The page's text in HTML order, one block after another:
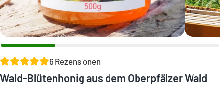
6 Rezensionen
Wald-Blütenhonig aus dem Oberpfälzer Wald